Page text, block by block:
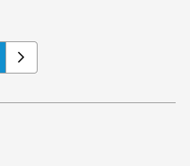
Next